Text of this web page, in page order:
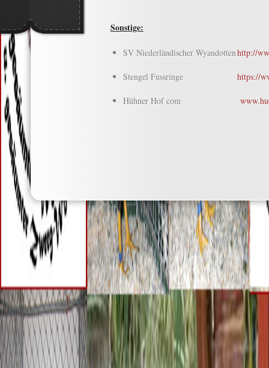
Sonstige:
SV Niederländischer Wyandottenhttp://
Stengel Fussringe https://
Hühner Hof com